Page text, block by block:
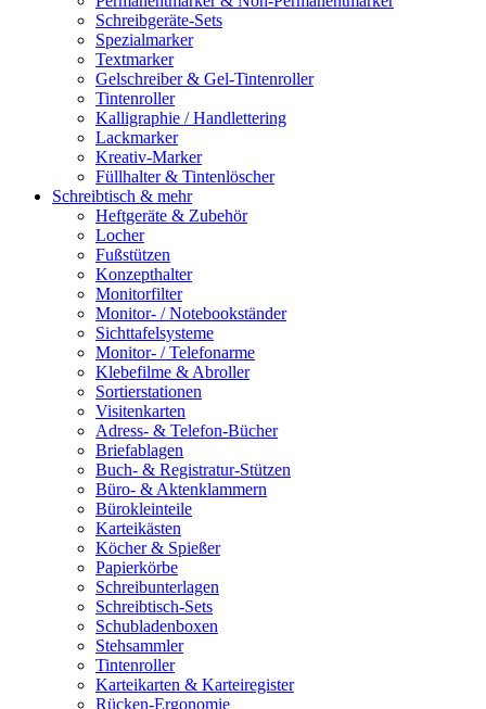
Schreibgeräte-Sets
Spezialmarker
Textmarker
Gelschreiber & Gel-Tintenroller
Tintenroller
Kalligraphie / Handlettering
Lackmarker
Kreativ-Marker
Füllhalter & Tintenlöscher
Schreibtisch & mehr
Heftgeräte & Zubehör
Locher
Fußstützen
Konzepthalter
Monitorfilter
Monitor- / Notebookständer
Sichttafelsysteme
Monitor- / Telefonarme
Klebefilme & Abroller
Sortierstationen
Visitenkarten
Adress- & Telefon-Bücher
Briefablagen
Buch- & Registratur-Stützen
Büro- & Aktenklammern
Bürokleinteile
Karteikästen
Köcher & Spießer
Papierkörbe
Schreibunterlagen
Schreibtisch-Sets
Schubladenboxen
Stehsammler
Tintenroller
Karteikarten & Karteiregister
Rücken-Ergonomie